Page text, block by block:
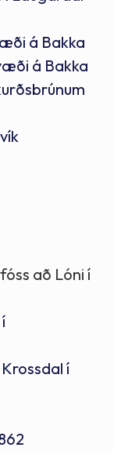
á Bakka
á Bakka
að Lóni í
í